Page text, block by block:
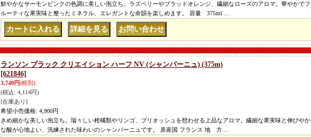
鮮やかなサーモンピンクの色調に美しい泡立ち。ラズベリーやブラッドオレンジ、繊細なローズのアロマ。華やかでフ
ルーティな果実味と整ったミネラル、エレガントな余韻を楽しめます。 容量 375ml …
ランソン ブラック クリエイション ハーフ NV (シャンパーニュ) (375m)
[621846]
3,740円(税別)
(税込: 4,114円)
[在庫あり]
希望小売価格: 4,900円
きめ細かな美しい泡立ち。瑞々しい柑橘類やリンゴ、ブリオッシュを想わせる上品なアロマ。繊細な果実味と伸びやか
な酸が心地よい、洗練された味わいのシャンパーニュです。 原産国 フランス 地 方…